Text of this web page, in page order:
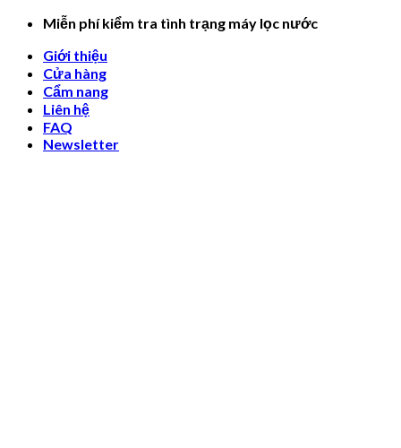
Skip
content
Miễn phí kiểm tra tình trạng máy lọc nước
Giới thiệu
Cửa hàng
Cẩm nang
Liên hệ
FAQ
Newsletter